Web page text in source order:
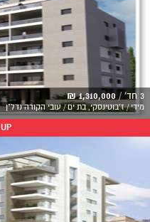
3 חד' / 1,310,000 ₪
מידי / ז'בוטינסקי, בת ים / עובי הקורה נדל"ן
UP אביגייל